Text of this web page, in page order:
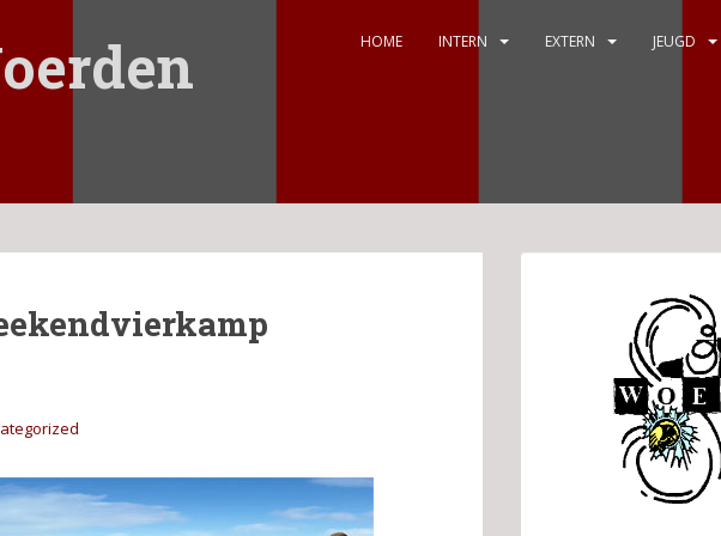
HOME INTERN EXTERN JEUGD